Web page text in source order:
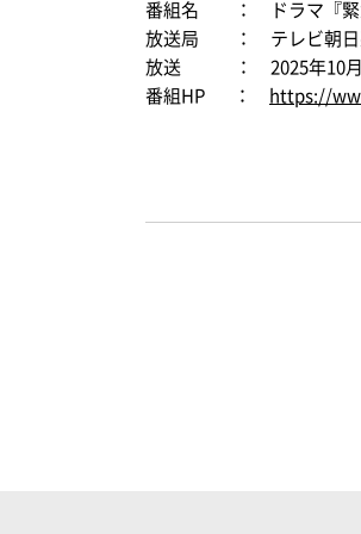
番組名 ： ドラマ『緊
放送局 ： テレビ朝日
放送 ： 2025年10
番組HP ： https://